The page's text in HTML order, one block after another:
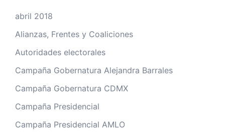
abril 2018
Alianzas, Frentes y Coaliciones
Autoridades electorales
Campaña Gobernatura Alejandra Barrales
Campaña Gobernatura CDMX
Campaña Presidencial
Campaña Presidencial AMLO